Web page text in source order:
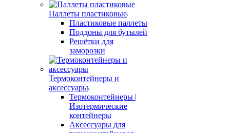
Паллеты пластиковые
Пластиковые паллеты
Поддоны для бутылей
Решётки для
заморозки
Термоконтейнеры и
аксессуары
Термоконтейнеры |
Изотермические
контейнеры
Аксессуары для